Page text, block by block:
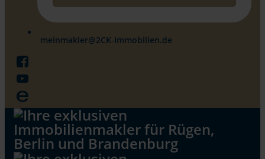
meinmakler@2CK-Immobilien.de